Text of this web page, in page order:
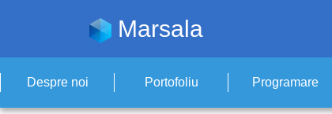
Marsala
Despre noi Portofoliu Programare